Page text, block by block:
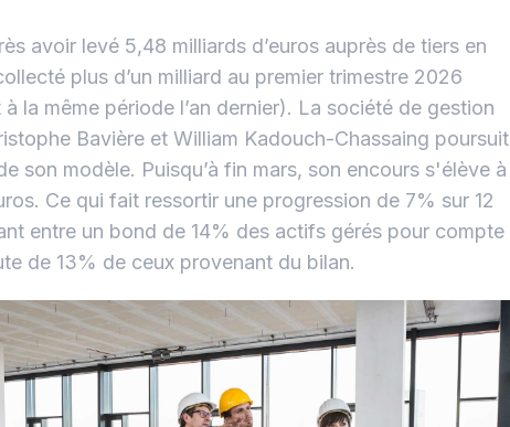
avoir levé 5,48 milliards d’euros auprès de tiers en
plus d’un milliard au premier trimestre 2026
la même période l’an dernier). La société de gestion
Bavière et William Kadouch-Chassaing poursuit
son modèle. Puisqu’à fin mars, son encours s'élève à
Ce qui fait ressortir une progression de 7% sur 12
entre un bond de 14% des actifs gérés pour compte
de 13% de ceux provenant du bilan.